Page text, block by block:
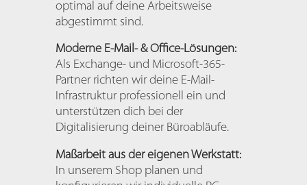
optimal auf deine Arbeitsweise
abgestimmt sind.
Moderne E-Mail- & Office-Lösungen:
Als Exchange- und Microsoft-365-
Partner richten wir deine E-Mail-
Infrastruktur professionell ein und
unterstützen dich bei der
Digitalisierung deiner Büroabläufe.
Maßarbeit aus der eigenen Werkstatt:
In unserem Shop planen und